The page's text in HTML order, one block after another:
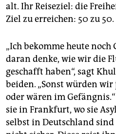
genossenschaft
alt. Ihr Reiseziel: die
Ziel zu erreichen: 50 zu 50.
„Ich bekomme heute noch
daran denke, wie wir die
geschafft haben“, sagt
beiden. „Sonst würden
oder wären im
sie in Frankfurt, wo sie
selbst in Deutschland